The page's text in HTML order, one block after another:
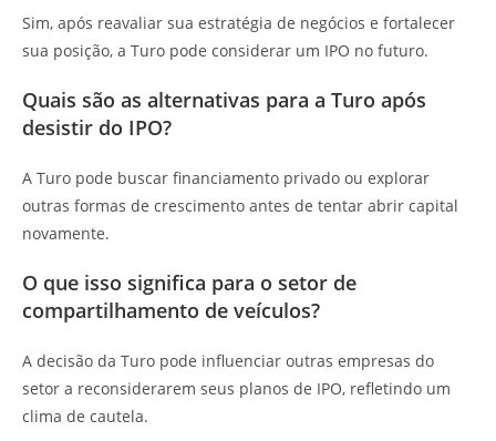
Sim, após reavaliar sua estratégia de negócios e fortalecer
sua posição, a Turo pode considerar um IPO no futuro.
Quais são as alternativas para a Turo após
desistir do IPO?
A Turo pode buscar financiamento privado ou explorar
outras formas de crescimento antes de tentar abrir capital
novamente.
O que isso significa para o setor de
compartilhamento de veículos?
A decisão da Turo pode influenciar outras empresas do
setor a reconsiderarem seus planos de IPO, refletindo um
clima de cautela.